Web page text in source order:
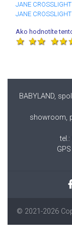
JANE
JANE
Ako hodnotíte
BABYLAND,
showroom,
© 2021-2026